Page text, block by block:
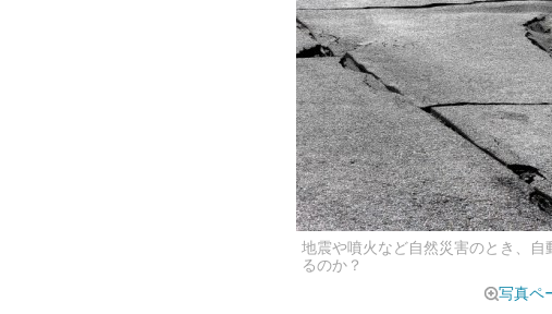
地震や噴火など自然災害のとき、
るのか？
写真ペ